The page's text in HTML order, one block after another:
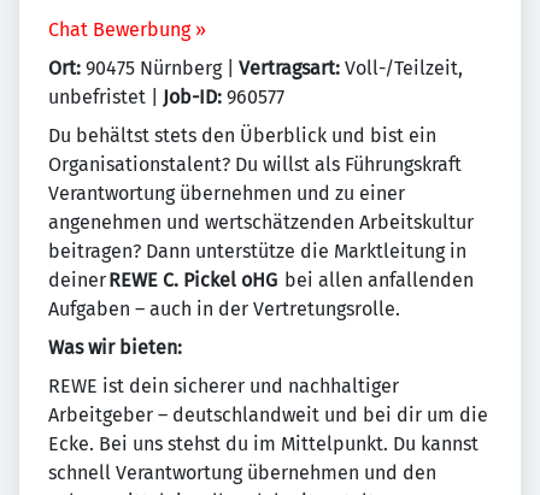
Chat Bewerbung »
Ort: 90475 Nürnberg | Vertragsart: Voll-/Teilzeit,
unbefristet | Job-ID: 960577
Du behältst stets den Überblick und bist ein
Organisationstalent? Du willst als Führungskraft
Verantwortung übernehmen und zu einer
angenehmen und wertschätzenden Arbeitskultur
beitragen? Dann unterstütze die Marktleitung in
deinerREWE C. Pickel oHG bei allen anfallenden
Aufgaben – auch in der Vertretungsrolle.
Was wir bieten:
REWE ist dein sicherer und nachhaltiger
Arbeitgeber – deutschlandweit und bei dir um die
Ecke. Bei uns stehst du im Mittelpunkt. Du kannst
schnell Verantwortung übernehmen und den